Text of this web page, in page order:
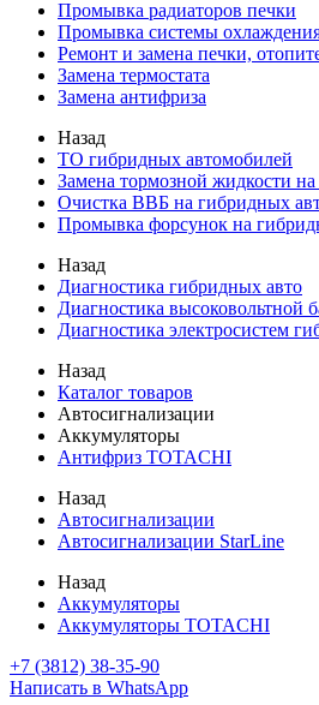
Промывка радиаторов печки
Промывка системы
Ремонт и замена печки,
Замена термостата
Замена антифриза
Назад
ТО гибридных автомобилей
Замена тормозной жидкости
Очистка ВВБ на гибридных
Промывка форсунок на
Назад
Диагностика гибридных авто
Диагностика высоковольтной
Диагностика электросистем
Назад
Каталог товаров
Автосигнализации
Аккумуляторы
Антифриз TOTACHI
Назад
Автосигнализации
Автосигнализации StarLine
Назад
Аккумуляторы
Аккумуляторы TOTACHI
+7 (3812) 38-35-90
Написать в WhatsApp